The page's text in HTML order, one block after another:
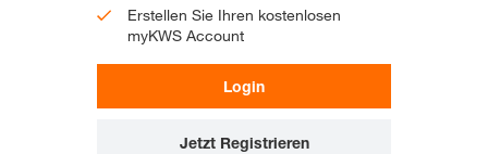
Erstellen Sie Ihren kostenlosen
myKWS Account
Login
Jetzt Registrieren